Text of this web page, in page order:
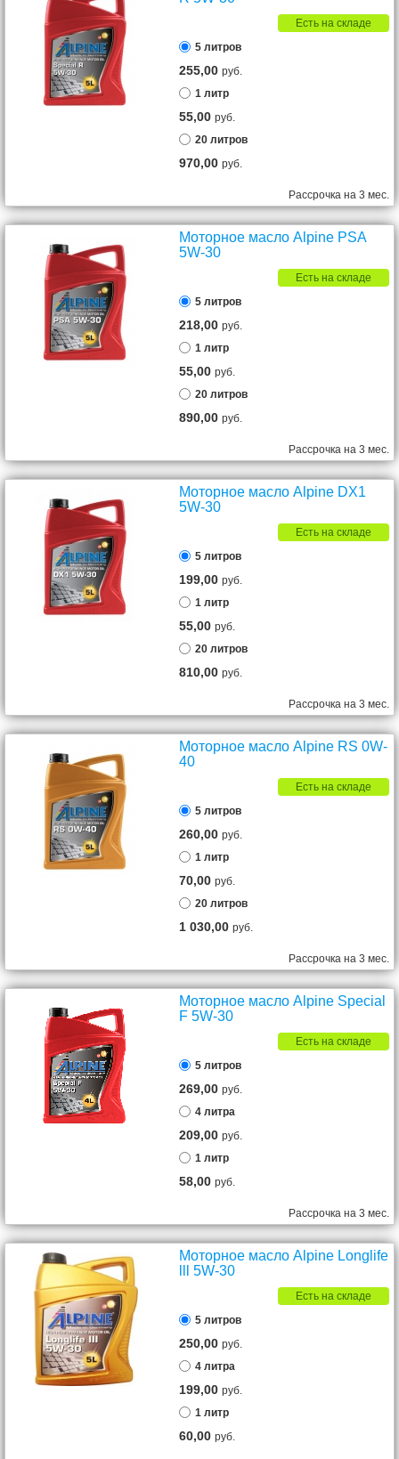
Есть на складе
5 литров
255,00руб.
1 литр
55,00руб.
20 литров
970,00руб.
Рассрочка на 3 мес.
Моторное масло Alpine PSA
5W-30
Есть на складе
5 литров
218,00руб.
1 литр
55,00руб.
20 литров
890,00руб.
Рассрочка на 3 мес.
Моторное масло Alpine DX1
5W-30
Есть на складе
5 литров
199,00руб.
1 литр
55,00руб.
20 литров
810,00руб.
Рассрочка на 3 мес.
Моторное масло Alpine RS 0W-
40
Есть на складе
5 литров
260,00руб.
1 литр
70,00руб.
20 литров
1 030,00руб.
Рассрочка на 3 мес.
Моторное масло Alpine Special
F 5W-30
Есть на складе
5 литров
269,00руб.
4 литра
209,00руб.
1 литр
58,00руб.
Рассрочка на 3 мес.
Моторное масло Alpine Longlife
lll 5W-30
Есть на складе
5 литров
250,00руб.
4 литра
199,00руб.
1 литр
60,00руб.